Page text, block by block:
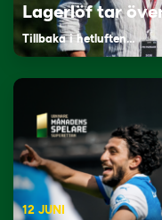
Lagerlöf tar
Tillbaka i hetluften…
12 JUNI